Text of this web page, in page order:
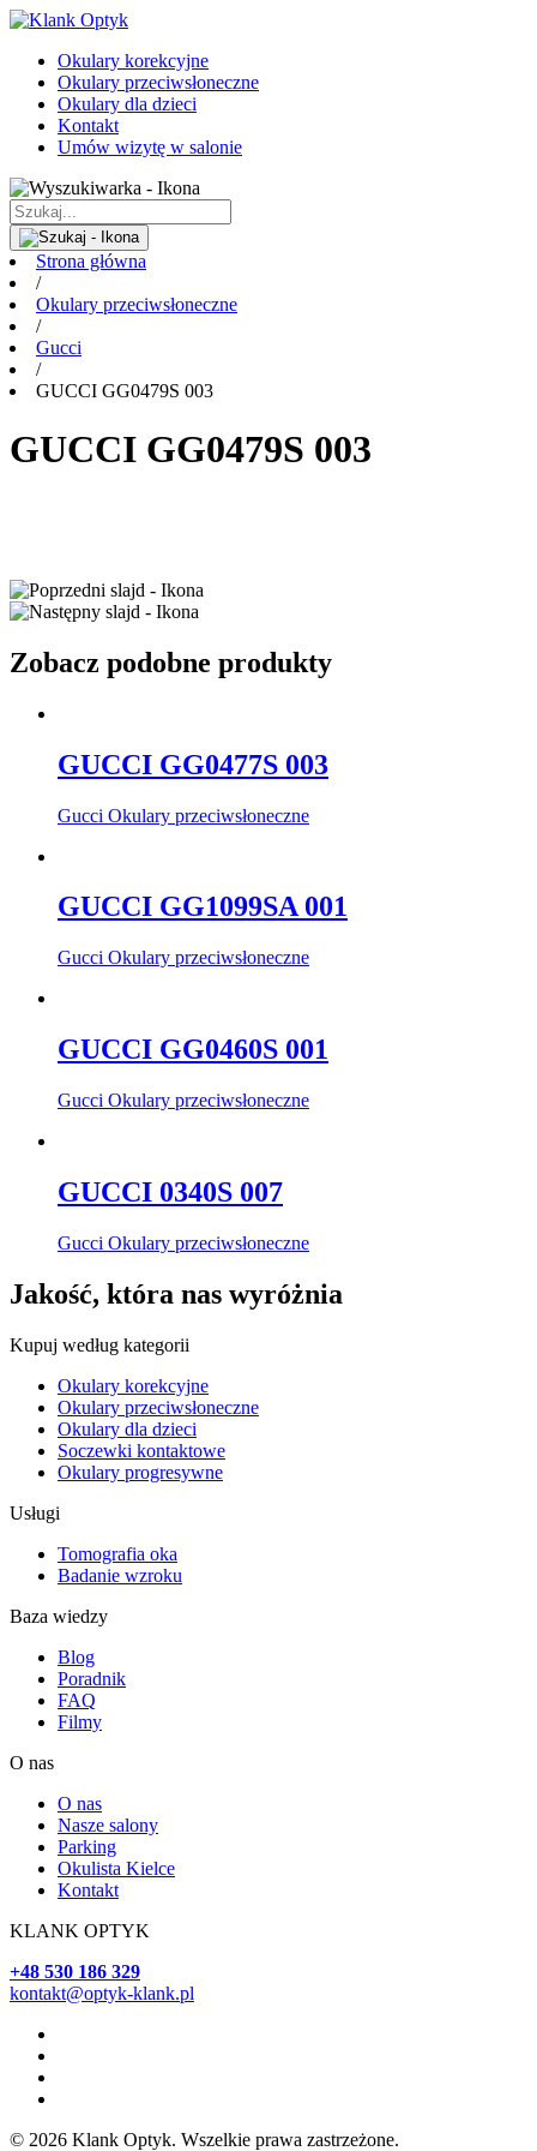
Okulary korekcyjne
Okulary przeciwsłoneczne
Okulary dla dzieci
Kontakt
Umów wizytę w salonie
Strona główna
/
Okulary przeciwsłoneczne
/
Gucci
/
GUCCI GG0479S 003
GUCCI GG0479S 003
Zobacz podobne produkty
GUCCI GG0477S 003
Gucci Okulary przeciwsłoneczne
GUCCI GG1099SA 001
Gucci Okulary przeciwsłoneczne
GUCCI GG0460S 001
Gucci Okulary przeciwsłoneczne
GUCCI 0340S 007
Gucci Okulary przeciwsłoneczne
Jakość, która nas wyróżnia
Kupuj według kategorii
Okulary korekcyjne
Okulary przeciwsłoneczne
Okulary dla dzieci
Soczewki kontaktowe
Okulary progresywne
Usługi
Tomografia oka
Badanie wzroku
Baza wiedzy
Blog
Poradnik
FAQ
Filmy
O nas
O nas
Nasze salony
Parking
Okulista Kielce
Kontakt
KLANK OPTYK
+48 530 186 329
kontakt@optyk-klank.pl
© 2026 Klank Optyk. Wszelkie prawa zastrzeżone.